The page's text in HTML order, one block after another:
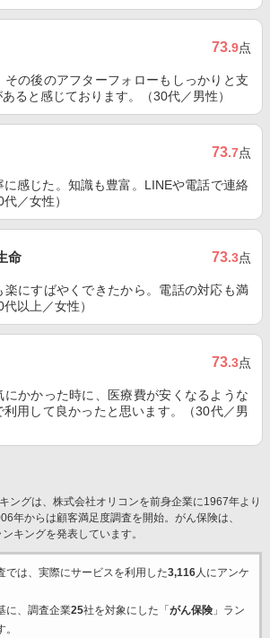
73.9点
の後のアフターフォローもしっかりと支
ると感じております。（30代／男性）
73.7点
感じた。知識も豊富。LINEや電話で連絡
／女性）
命 73.3点
楽にすばやくできたから。電話の対応も満
以上／女性）
73.3点
かかった時に、医療費が安くなるような
利用して良かったと思います。（30代／男
ングは、株式会社オリコンを前身企業に1967年より
年からは顧客満足度調査を開始。がん保険は、
キングを発表しています。
では、実際にサービスを利用した3,116人にアンケ
に、調査企業25社を対象にした「 がん保険」ラン